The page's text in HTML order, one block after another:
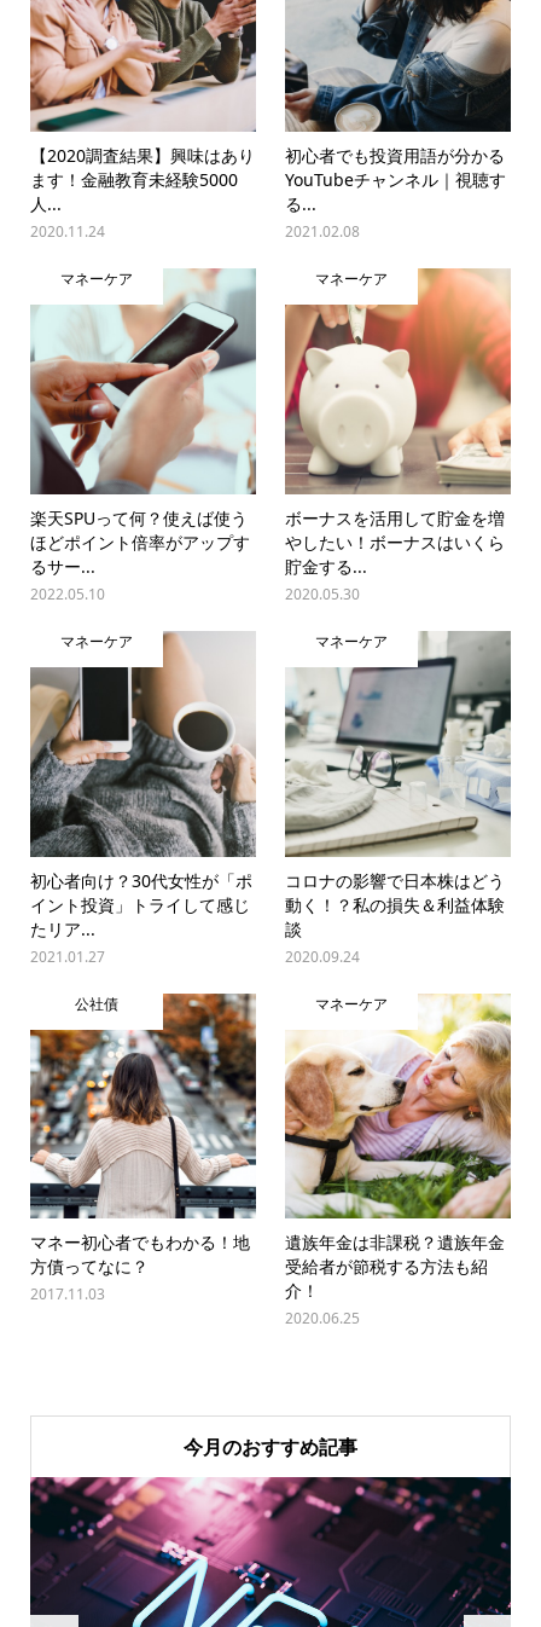
【2020調査結果】興味はあり
ます！金融教育未経験5000
人...
2020.11.24
初心者でも投資用語が分かる
YouTubeチャンネル｜視聴す
る...
2021.02.08
マネーケア
楽天SPUって何？使えば使う
ほどポイント倍率がアップす
るサー...
2022.05.10
マネーケア
ボーナスを活用して貯金を増
やしたい！ボーナスはいくら
貯金する...
2020.05.30
マネーケア
初心者向け？30代女性が「ポ
イント投資」トライして感じ
たリア...
2021.01.27
マネーケア
コロナの影響で日本株はどう
動く！？私の損失＆利益体験
談
2020.09.24
公社債
マネー初心者でもわかる！地
方債ってなに？
2017.11.03
マネーケア
遺族年金は非課税？遺族年金
受給者が節税する方法も紹
介！
2020.06.25
今月のおすすめ記事